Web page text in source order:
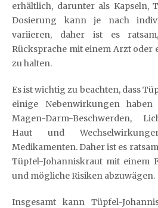
erhältlich, darunter als Kapseln,
Dosierung kann je nach
variieren, daher ist es
Rücksprache mit einem Arzt
zu halten.
Es ist wichtig zu beachten, dass
einige Nebenwirkungen
Magen-Darm-Beschwerden,
Haut und
Medikamenten. Daher ist es
Tüpfel-Johanniskraut mit einem
und mögliche Risiken abzuwägen.
Insgesamt kann Tüpfel-